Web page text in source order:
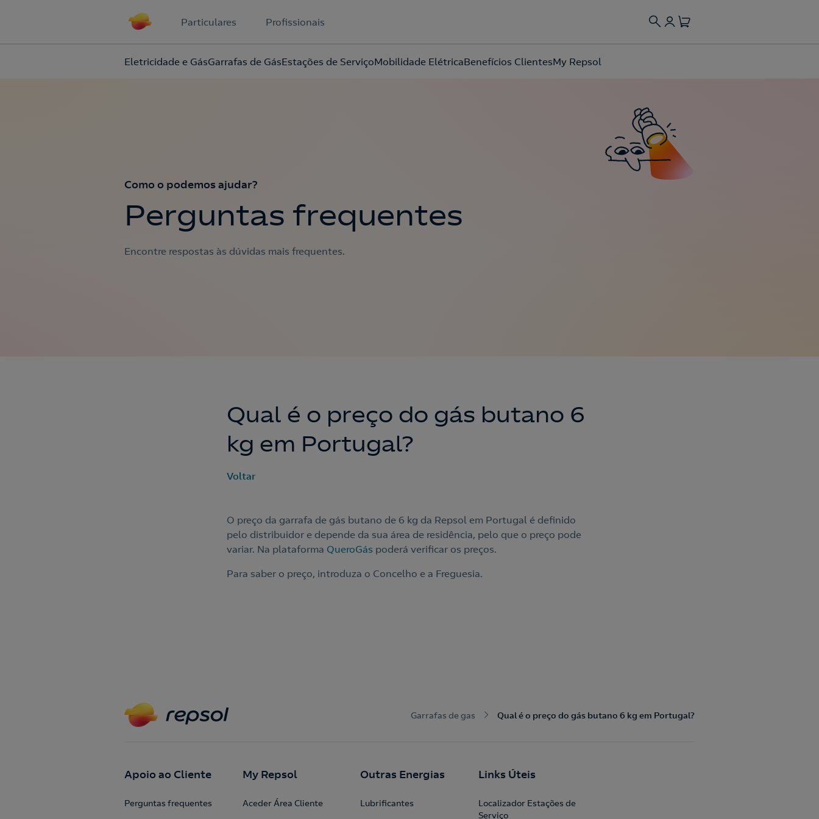
Particulares Profissionais
Eletricidade e GásGarrafas de GásEstações de ServiçoMobilidade ElétricaBenefícios ClientesMy Repsol
Acepto la política de protección de datos.
Como o podemos ajudar?
Perguntas frequentes
Encontre respostas às dúvidas mais frequentes.
Qual é o preço do gás butano 6
kg em Portugal?
Voltar
O preço da garrafa de gás butano de 6 kg da Repsol em Portugal é definido
pelo distribuidor e depende da sua área de residência, pelo que o preço pode
variar. Na plataforma QueroGás poderá verificar os preços.
Para saber o preço, introduza o Concelho e a Freguesia.
Garrafas de gas Qual é o preço do gás butano 6 kg em Portugal?
Apoio ao Cliente
Perguntas frequentes
My Repsol
Aceder Área Cliente
Outras Energias
Lubrificantes
Links Úteis
Localizador Estações de
Serviço